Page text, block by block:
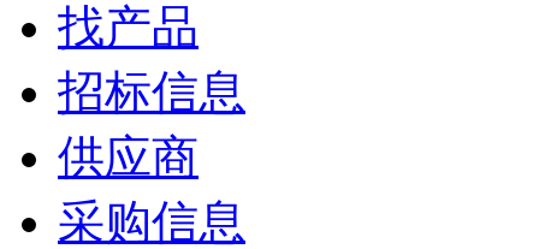
找产品
招标信息
供应商
采购信息